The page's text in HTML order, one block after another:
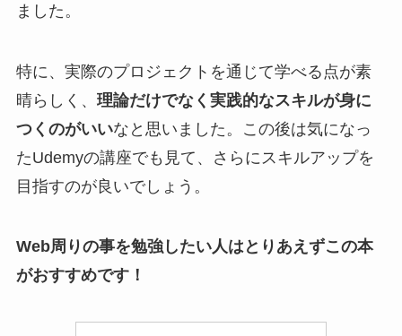
ました。
特に、実際のプロジェクトを通じて学べる点が素
晴らしく、 理論だけでなく実践的なスキルが身に
つくのがいいなと思いました。この後は気になっ
たUdemyの講座でも見て、さらにスキルアップを
目指すのが良いでしょう。
Web周りの事を勉強したい人はとりあえずこの本
がおすすめです！